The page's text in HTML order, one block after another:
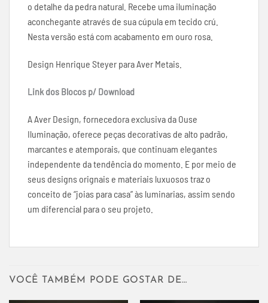
o detalhe da pedra natural. Recebe uma iluminação
aconchegante através de sua cúpula em tecido crú.
Nesta versão está com acabamento em ouro rosa.
Design Henrique Steyer para Aver Metais.
Link dos Blocos p/ Download
A Aver Design, fornecedora exclusiva da Ouse
Iluminação, oferece peças decorativas de alto padrão,
marcantes e atemporais, que continuam elegantes
independente da tendência do momento. E por meio de
seus designs orignais e materiais luxuosos traz o
conceito de “joias para casa” às luminarias, assim sendo
um diferencial para o seu projeto.
VOCÊ TAMBÉM PODE GOSTAR DE…